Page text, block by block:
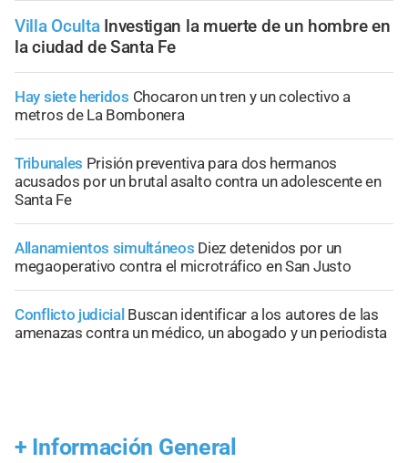
Villa Oculta Investigan la muerte de un hombre en
la ciudad de Santa Fe
Hay siete heridos Chocaron un tren y un colectivo a
metros de La Bombonera
Tribunales Prisión preventiva para dos hermanos
acusados por un brutal asalto contra un adolescente en
Santa Fe
Allanamientos simultáneos Diez detenidos por un
megaoperativo contra el microtráfico en San Justo
Conflicto judicial Buscan identificar a los autores de las
amenazas contra un médico, un abogado y un periodista
+ Información General